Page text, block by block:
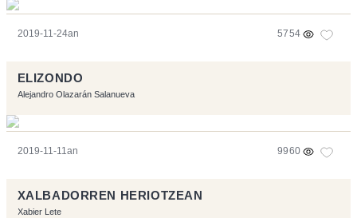
2019-11-24an 5754
ELIZONDO
Alejandro Olazarán Salanueva
2019-11-11an 9960
XALBADORREN HERIOTZEAN
Xabier Lete